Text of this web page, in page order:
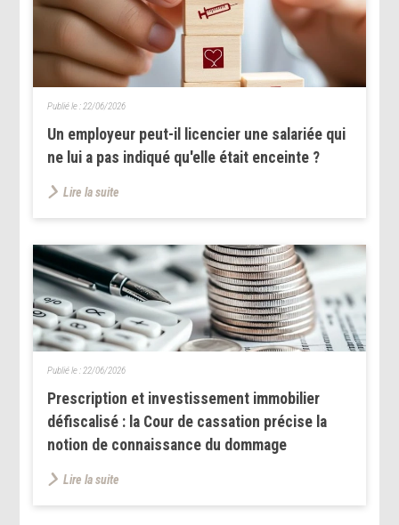
Un employeur peut-il licencier une salariée qui
ne lui a pas indiqué qu'elle était enceinte ?
Publié le : 22/06/2026
Lire la suite
Prescription et investissement immobilier
défiscalisé : la Cour de cassation précise la
notion de connaissance du dommage
Publié le : 22/06/2026
Lire la suite